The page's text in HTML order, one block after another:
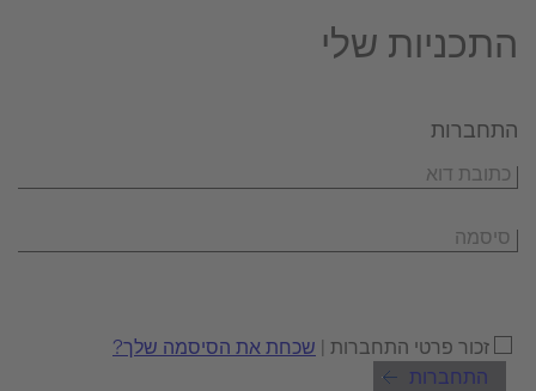
התכניות שלי
התחברות
זכור פרטי התחברות | שכחת את הסיסמה שלך?
התחברות